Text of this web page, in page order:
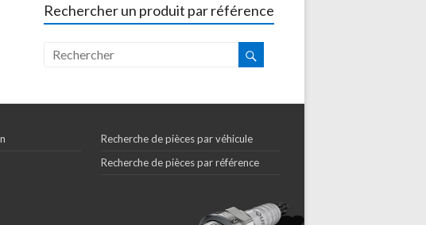
Rechercher un produit par référence
Recherche de pièces par véhicule
Recherche de pièces par référence